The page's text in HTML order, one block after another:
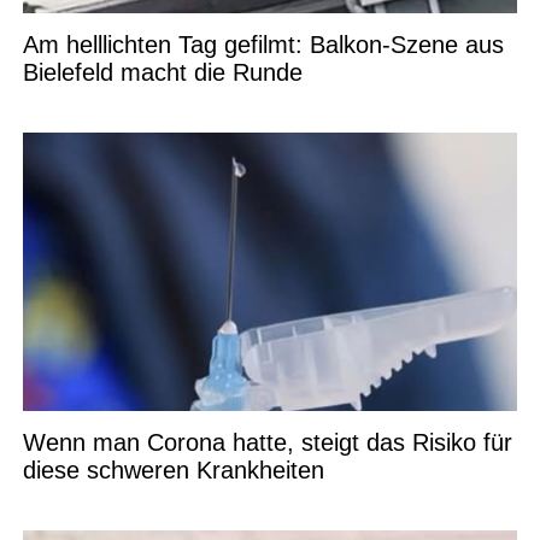
Am helllichten Tag gefilmt: Balkon-Szene aus
Bielefeld macht die Runde
Wenn man Corona hatte, steigt das Risiko für
diese schweren Krankheiten